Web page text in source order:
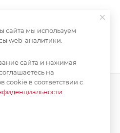
сайта мы используем
web-аналитики.
сайта и нажимая
на
cookie в соответствии с